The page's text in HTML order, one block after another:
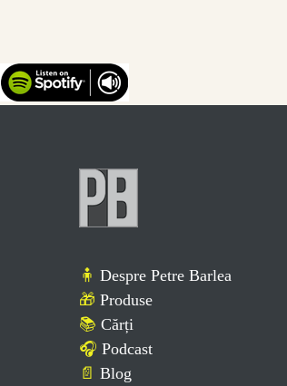
🧍 Despre Petre Barlea
🎁 Produse
📚 Cărți
🎧 Podcast
📄 Blog